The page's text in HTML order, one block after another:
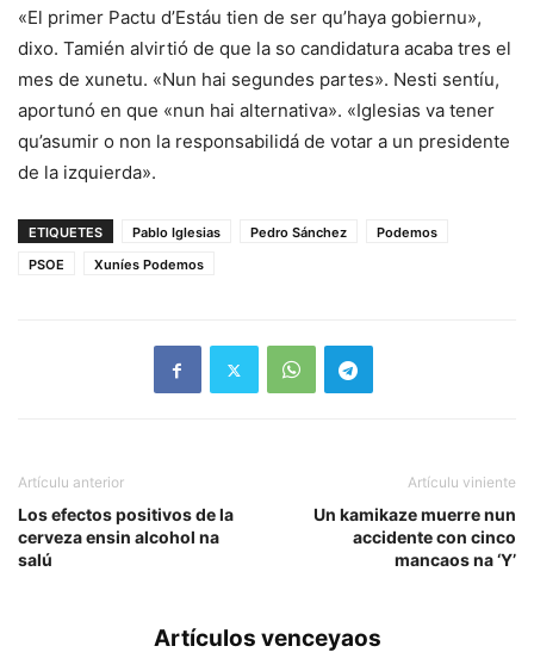
«El primer Pactu d’Estáu tien de ser qu’haya gobiernu»,
dixo. Tamién alvirtió de que la so candidatura acaba tres el
mes de xunetu. «Nun hai segundes partes». Nesti sentíu,
aportunó en que «nun hai alternativa». «Iglesias va tener
qu’asumir o non la responsabilidá de votar a un presidente
de la izquierda».
ETIQUETES Pablo Iglesias Pedro Sánchez
Podemos
PSOE
Xuníes Podemos
Artículu anterior
Los efectos positivos de la
cerveza ensin alcohol na
salú
Artículu viniente
Un kamikaze muerre nun
accidente con cinco
mancaos na ‘Y’
Artículos venceyaos